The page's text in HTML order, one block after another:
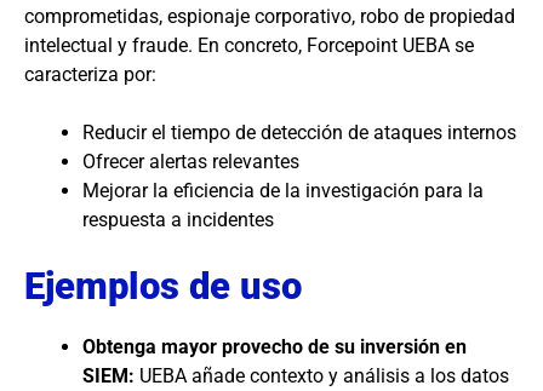
comprometidas, espionaje corporativo, robo de propiedad
intelectual y fraude. En concreto, Forcepoint UEBA se
caracteriza por:
Reducir el tiempo de detección de ataques internos
Ofrecer alertas relevantes
Mejorar la eficiencia de la investigación para la
respuesta a incidentes
Ejemplos de uso
Obtenga mayor provecho de su inversión en
SIEM: UEBA añade contexto y análisis a los datos